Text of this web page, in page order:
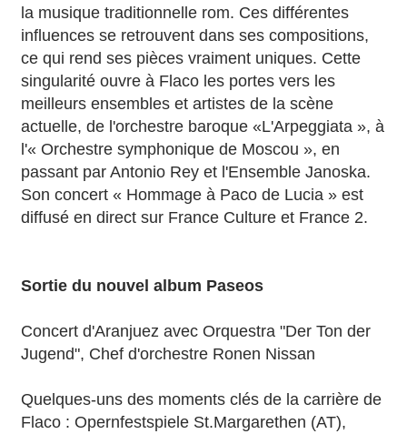
la musique traditionnelle rom. Ces différentes
influences se retrouvent dans ses compositions,
ce qui rend ses pièces vraiment uniques. Cette
singularité ouvre à Flaco les portes vers les
meilleurs ensembles et artistes de la scène
actuelle, de l'orchestre baroque «L'Arpeggiata », à
l'« Orchestre symphonique de Moscou », en
passant par Antonio Rey et l'Ensemble Janoska.
Son concert « Hommage à Paco de Lucia » est
diffusé en direct sur France Culture et France 2.
Sortie du nouvel album Paseos
Concert d'Aranjuez avec Orquestra "Der Ton der
Jugend", Chef d'orchestre Ronen Nissan
Quelques-uns des moments clés de la carrière de
Flaco : Opernfestspiele St.Margarethen (AT),